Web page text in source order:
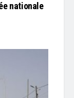
nationale